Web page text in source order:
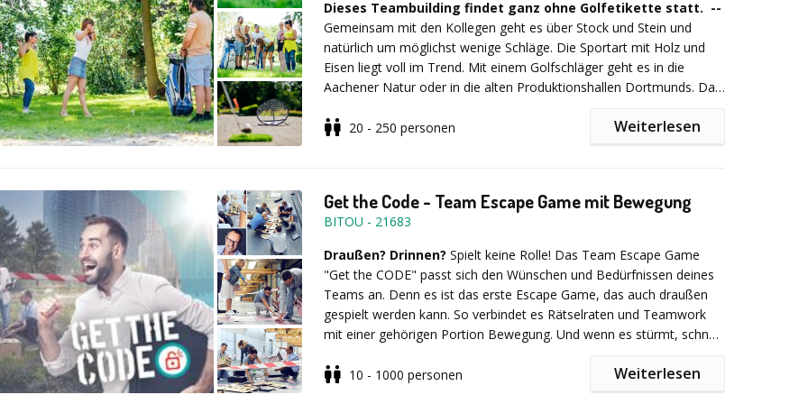
-Interaktive Teamspiele mit modernem Escape-Game-Charakter
- Nachhaltiger Effekt: Baumsetzlinge als bleibende Erinnerung
- Digitale Integration: Tablet-gestützte Challenges
- Skalierbar: Für 5 bis 500+ Teilnehmer
ab 1.650,00 EUR bis 15 Gäste (jeder weitere Gast 79,00 EUR)
Dieses Teambuilding findet ganz ohne Golfetikette statt. --
Gemeinsam mit den Kollegen geht es über Stock und Stein und
natürlich um möglichst wenige Schläge. Die Sportart mit Holz und
Eisen liegt voll im Trend. Mit einem Golfschläger geht es in die
Aachener Natur oder in die alten Produktionshallen Dortmunds. Das
Turniere. Bei unserem Crossgolf-Event müssen Flights (Teams)
absolvieren.
mehr als 100 m weit fliegen. Kleine Teamaufgaben sollen während
des Firmenevents ebenfalls gemeinsam gelöst werden. Gewonnen
hat das Turnier die Mannschaft mit dem besten Team-Handicap. Wir
empfehlen Ihnen gerne unsere Städte oder Naturspots in Ihrer
Nähe.
Preise: ab 39,00 € pro Person (zzgl. 19% MwSt.)
20 - 250 personen Weiterlesen
Get the Code - Team Escape Game mit Bewegung
BITOU - 21683
Draußen? Drinnen? Spielt keine Rolle! Das Team Escape Game
"Get the CODE" passt sich den Wünschen und Bedürfnissen deines
Teams an. Denn es ist das erste Escape Game, das auch draußen
gespielt werden kann. So verbindet es Rätselraten und Teamwork
mit einer gehörigen Portion Bewegung. Und wenn es stürmt, schneit
10 - 1000 personen Weiterlesen